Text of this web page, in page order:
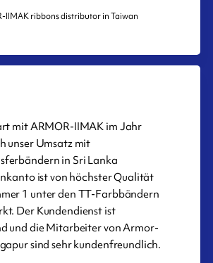
IIMAK ribbons distributor in Taiwan
mit ARMOR-IIMAK im Jahr
unser Umsatz mit
in Sri Lanka
ist von höchster Qualität
1 unter den TT-Farbbändern
Der Kundendienst ist
und die Mitarbeiter von Armor-
sind sehr kundenfreundlich.